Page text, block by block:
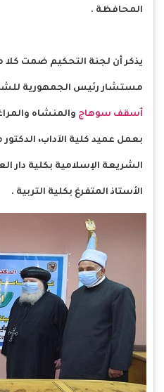
المحافظة .
يذكر أن لجنة التحكيم ضمت كلا
مستشار رئيس الجمهورية
أسقف سوهاج والمنشاه
بعمل عميد كلية الآداب،
الشريعة الإسلامية بكلية دار
الأستاذ المتفرغ بكلية التربية .